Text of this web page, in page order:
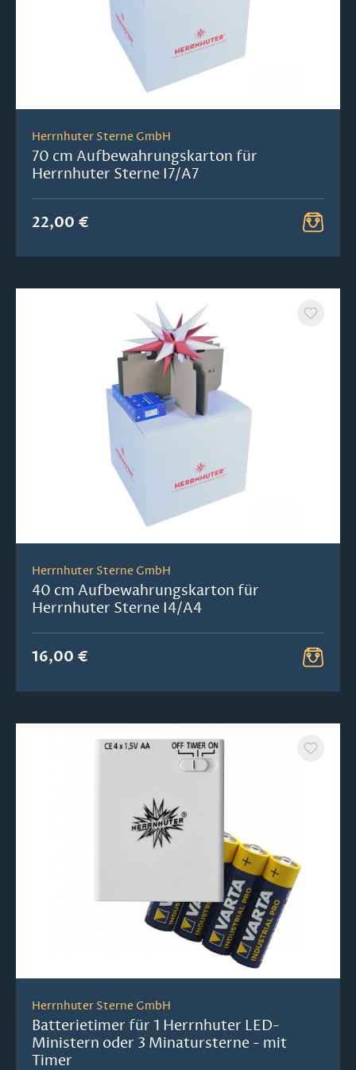
Herrnhuter Sterne GmbH
70 cm Aufbewahrungskarton für
Herrnhuter Sterne I7/A7
22,00 €
Herrnhuter Sterne GmbH
40 cm Aufbewahrungskarton für
Herrnhuter Sterne I4/A4
16,00 €
Herrnhuter Sterne GmbH
Batterietimer für 1 Herrnhuter LED-
Ministern oder 3 Minatursterne - mit
Timer